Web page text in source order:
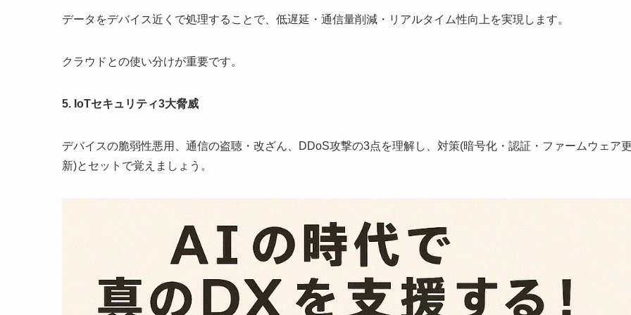
データをデバイス近くで処理することで、低遅延・通信量削減・リアルタイム性向上を実現します。
クラウドとの使い分けが重要です。
5. IoTセキュリティ3大脅威
デバイスの脆弱性悪用、通信の盗聴・改ざん、DDoS攻撃の3点を理解し、対策(暗号化・認証・ファームウェア
新)とセットで覚えましょう。